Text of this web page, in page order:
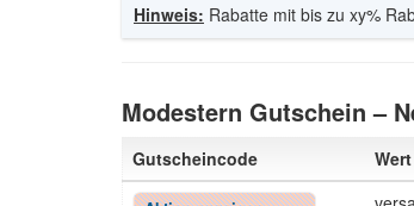
Hinweis: Rabatte mit bis zu xy%
Modestern Gutschein –
Gutscheincode Wert